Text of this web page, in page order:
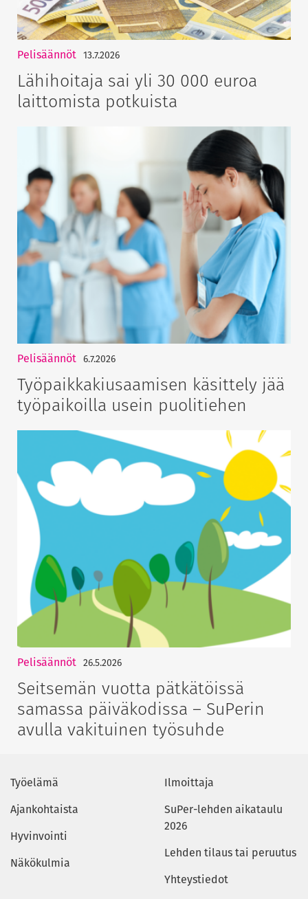
Pelisäännöt 13.7.2026
Lähihoitaja sai yli 30 000 euroa
laittomista potkuista
Pelisäännöt 6.7.2026
Työpaikkakiusaamisen käsittely jää
työpaikoilla usein puolitiehen
Pelisäännöt 26.5.2026
Seitsemän vuotta pätkätöissä
samassa päiväkodissa – SuPerin
avulla vakituinen työsuhde
Työelämä
Ajankohtaista
Hyvinvointi
Näkökulmia
Ilmoittaja
SuPer-lehden aikataulu
2026
Lehden tilaus tai peruutus
Yhteystiedot